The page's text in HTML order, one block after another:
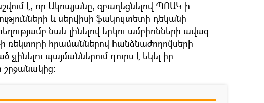
է, որ Ակոպյանը, զբաղեցնելով ՊՈԱԿ-ի
և սերվիսի ֆակուլտետի դեկանի
նաև լինելով երկու ամբիոնների ավագ
հրամաններով հանձնաժողովների
չլինելու պայմաններում դուրս է եկել իր
շրջանակից: